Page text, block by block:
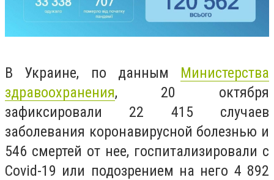
В Украине, по данным Министерства
здравоохранения, 20 октября
зафиксировали 22 415 случаев
заболевания коронавирусной болезнью и
546 смертей от нее, госпитализировали с
Covid-19 или подозрением на него 4 892